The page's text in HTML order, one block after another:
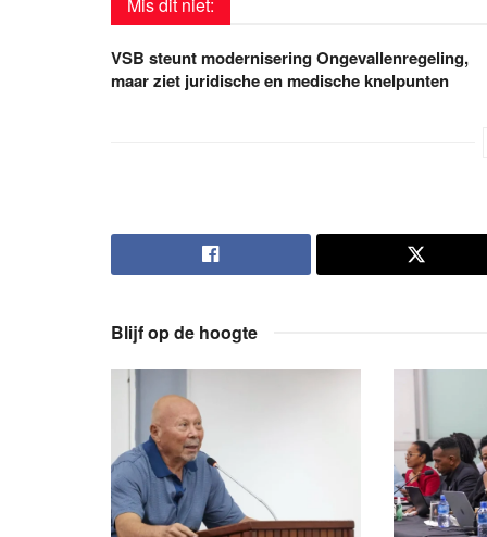
VSB steunt modernisering Ongevallenregeling,
maar ziet juridische en medische knelpunten
Blijf op de hoogte